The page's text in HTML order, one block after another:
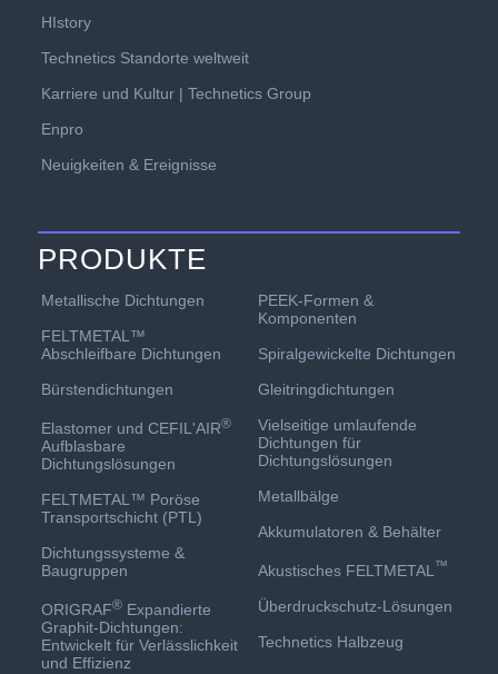
HIstory
Technetics Standorte weltweit
Karriere und Kultur | Technetics Group
Enpro
Neuigkeiten & Ereignisse
PRODUKTE
Metallische Dichtungen
FELTMETAL™
Abschleifbare Dichtungen
Bürstendichtungen
Elastomer und CEFIL'AIR®
Aufblasbare
Dichtungslösungen
FELTMETAL™ Poröse
Transportschicht (PTL)
Dichtungssysteme &
Baugruppen
ORIGRAF®Expandierte
Graphit-Dichtungen:
Entwickelt für Verlässlichkeit
und Effizienz
PEEK-Formen &
Komponenten
Spiralgewickelte Dichtungen
Gleitringdichtungen
Vielseitige umlaufende
Dichtungen für
Dichtungslösungen
Metallbälge
Akkumulatoren & Behälter
Akustisches FELTMETAL™
Überdruckschutz-Lösungen
Technetics Halbzeug